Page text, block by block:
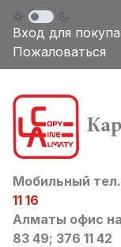
Вход для
Пожаловаться
Мобильный
11 16
Алматы офис на
83 49; 376 11 42